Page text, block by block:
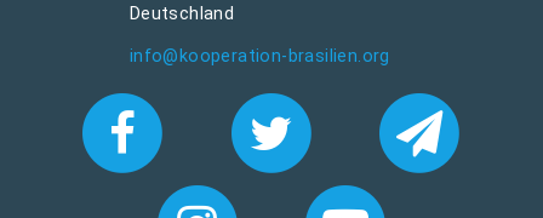
Deutschland
info@kooperation-brasilien.org